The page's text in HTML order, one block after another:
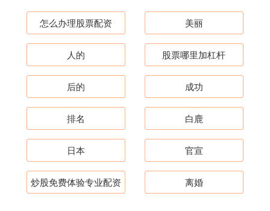
怎么办理股票配资 美丽
人的 股票哪里加杠杆
后的 成功
排名 白鹿
日本 官宣
炒股免费体验专业配资 离婚